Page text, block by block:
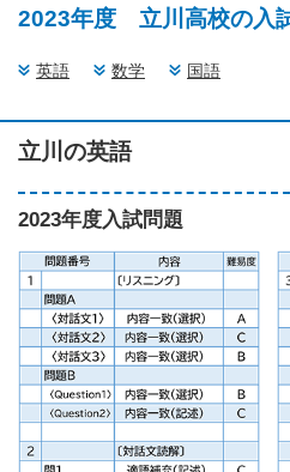
2023年度 立川高校の入
英語 数学 国語
立川の英語
2023年度入試問題